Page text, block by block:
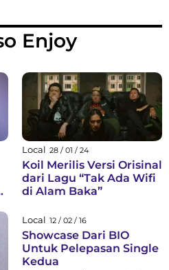
Enjoy
Local 28 / 01 / 24
Koil Merilis Versi Orisinal
dari Lagu “Tak Ada Wifi
di Alam Baka”
Local 12 / 02 / 16
Showcase Dari BIO
Untuk Pelepasan Single
Kedua